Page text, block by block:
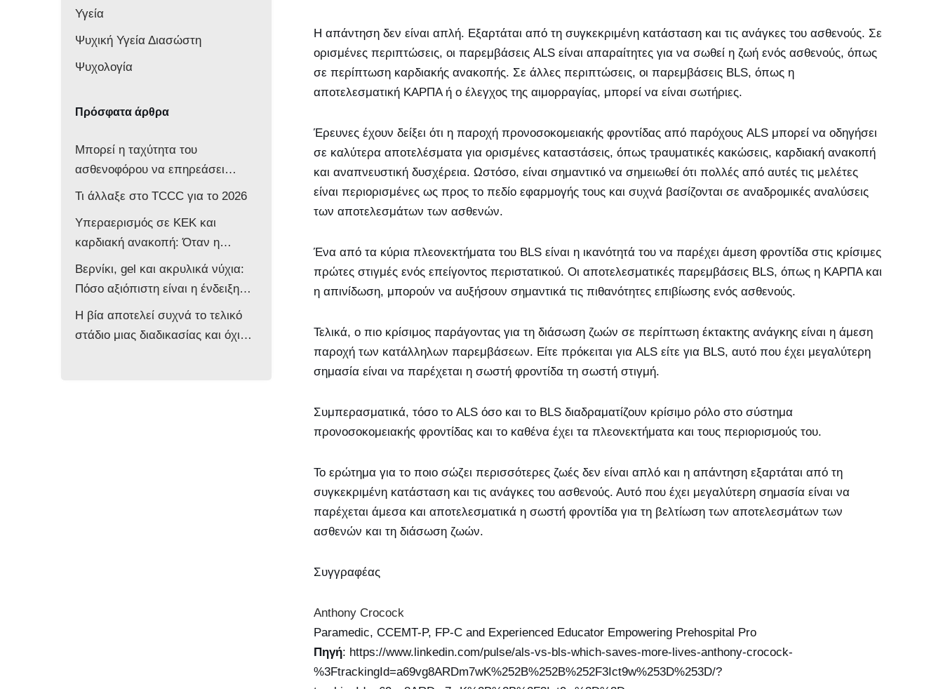
Υγεία
Ψυχική Υγεία Διασώστη
Ψυχολογία
Πρόσφατα άρθρα
Μπορεί η ταχύτητα του
ασθενοφόρου να επηρεάσει
νευρολογικά ένα βρέφος;
Τι άλλαξε στο TCCC για το 2026
Υπεραερισμός σε ΚΕΚ και
καρδιακή ανακοπή: Όταν η
επιθετική αντιμετώπιση βλάπτει
τον ασθενή
Βερνίκι, gel και ακρυλικά νύχια:
Πόσο αξιόπιστη είναι η ένδειξη
του παλμικού οξυμέτρου στο
ασθενοφόρο;
Η βία αποτελεί συχνά το τελικό
στάδιο μιας διαδικασίας και όχι
Η απάντηση δεν είναι απλή. Εξαρτάται από τη συγκεκριμένη κατάσταση και τις ανάγκες του ασθενούς. Σε
ορισμένες περιπτώσεις, οι παρεμβάσεις ALS είναι απαραίτητες για να σωθεί η ζωή ενός ασθενούς, όπως
σε περίπτωση καρδιακής ανακοπής. Σε άλλες περιπτώσεις, οι παρεμβάσεις BLS, όπως η
αποτελεσματική ΚΑΡΠΑ ή ο έλεγχος της αιμορραγίας, μπορεί να είναι σωτήριες.
Έρευνες έχουν δείξει ότι η παροχή προνοσοκομειακής φροντίδας από παρόχους ALS μπορεί να οδηγήσει
σε καλύτερα αποτελέσματα για ορισμένες καταστάσεις, όπως τραυματικές κακώσεις, καρδιακή ανακοπή
και αναπνευστική δυσχέρεια. Ωστόσο, είναι σημαντικό να σημειωθεί ότι πολλές από αυτές τις μελέτες
είναι περιορισμένες ως προς το πεδίο εφαρμογής τους και συχνά βασίζονται σε αναδρομικές αναλύσεις
των αποτελεσμάτων των ασθενών.
Ένα από τα κύρια πλεονεκτήματα του BLS είναι η ικανότητά του να παρέχει άμεση φροντίδα στις κρίσιμες
πρώτες στιγμές ενός επείγοντος περιστατικού. Οι αποτελεσματικές παρεμβάσεις BLS, όπως η ΚΑΡΠΑ και
η απινίδωση, μπορούν να αυξήσουν σημαντικά τις πιθανότητες επιβίωσης ενός ασθενούς.
Τελικά, ο πιο κρίσιμος παράγοντας για τη διάσωση ζωών σε περίπτωση έκτακτης ανάγκης είναι η άμεση
παροχή των κατάλληλων παρεμβάσεων. Είτε πρόκειται για ALS είτε για BLS, αυτό που έχει μεγαλύτερη
σημασία είναι να παρέχεται η σωστή φροντίδα τη σωστή στιγμή.
Συμπερασματικά, τόσο το ALS όσο και το BLS διαδραματίζουν κρίσιμο ρόλο στο σύστημα
προνοσοκομειακής φροντίδας και το καθένα έχει τα πλεονεκτήματα και τους περιορισμούς του.
Το ερώτημα για το ποιο σώζει περισσότερες ζωές δεν είναι απλό και η απάντηση εξαρτάται από τη
συγκεκριμένη κατάσταση και τις ανάγκες του ασθενούς. Αυτό που έχει μεγαλύτερη σημασία είναι να
παρέχεται άμεσα και αποτελεσματικά η σωστή φροντίδα για τη βελτίωση των αποτελεσμάτων των
ασθενών και τη διάσωση ζωών.
Συγγραφέας
Anthony Crocock
Paramedic, CCEMT-P, FP-C and Experienced Educator Empowering Prehospital Pro
Πηγή: https://www.linkedin.com/pulse/als-vs-bls-which-saves-more-lives-anthony-crocock-
%3FtrackingId=a69vg8ARDm7wK%252B%252B%252F3Ict9w%253D%253D/?